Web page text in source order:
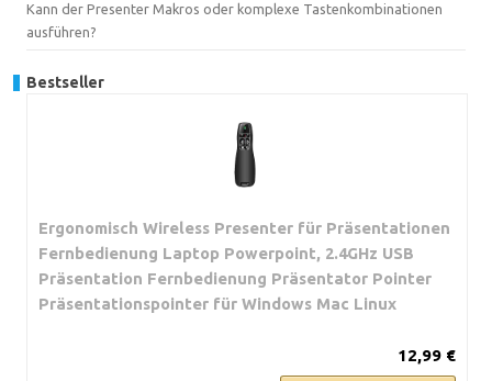
Kann der Presenter Makros oder komplexe Tastenkombinationen
ausführen?
Bestseller
Ergonomisch Wireless Presenter für Präsentationen
Fernbedienung Laptop Powerpoint, 2.4GHz USB
Präsentation Fernbedienung Präsentator Pointer
Präsentationspointer für Windows Mac Linux
12,99 €